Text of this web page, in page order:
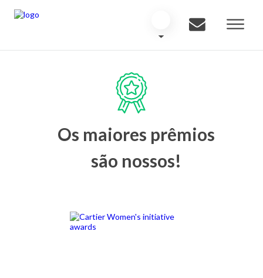
Os maiores prêmios
são nossos!